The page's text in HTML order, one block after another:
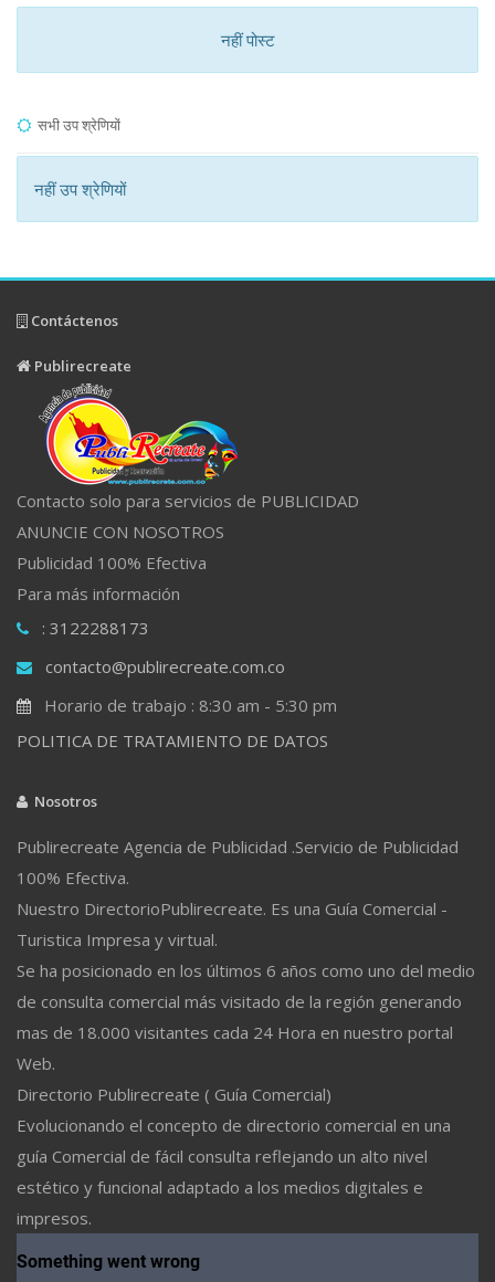
नहीं पोस्ट
सभी उप श्रेणियों
नहीं उप श्रेणियों
Contáctenos
Publirecreate
Contacto solo para servicios de PUBLICIDAD
ANUNCIE CON NOSOTROS
Publicidad 100% Efectiva
Para más información
: 3122288173
contacto@publirecreate.com.co
Horario de trabajo : 8:30 am - 5:30 pm
POLITICA DE TRATAMIENTO DE DATOS
Nosotros
Publirecreate Agencia de Publicidad .Servicio de Publicidad
100% Efectiva.
Nuestro DirectorioPublirecreate. Es una Guía Comercial -
Turistica Impresa y virtual.
Se ha posicionado en los últimos 6 años como uno del medio
de consulta comercial más visitado de la región generando
mas de 18.000 visitantes cada 24 Hora en nuestro portal
Web.
Directorio Publirecreate ( Guía Comercial)
Evolucionando el concepto de directorio comercial en una
guía Comercial de fácil consulta reflejando un alto nivel
estético y funcional adaptado a los medios digitales e
impresos.